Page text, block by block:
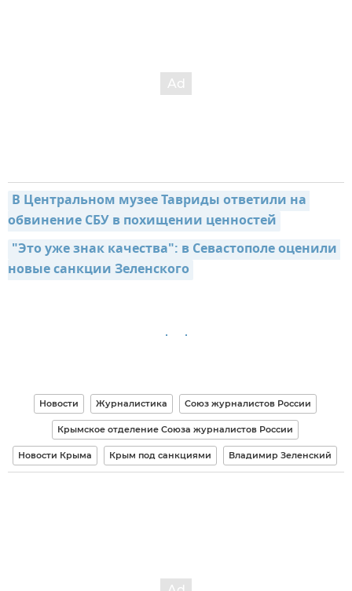
В Центральном музее Тавриды ответили на
обвинение СБУ в похищении ценностей
"Это уже знак качества": в Севастополе оценили
новые санкции Зеленского
Новости Журналистика Союз журналистов России
Крымское отделение Союза журналистов России
Новости Крыма Крым под санкциями Владимир Зеленский